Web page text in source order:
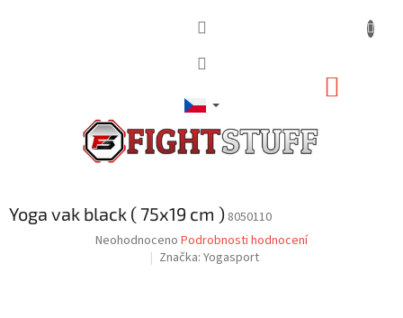
Yoga vak black ( 75x19 cm ) 8050110
Průměrné
Neohodnoceno Podrobnosti hodnocení
Značka: Yogasport